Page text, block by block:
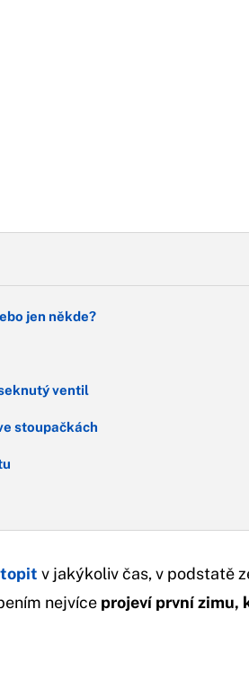
jen někde?
ventil
stoupačkách
v jakýkoliv čas, v podstatě
nejvíce projeví první zimu,